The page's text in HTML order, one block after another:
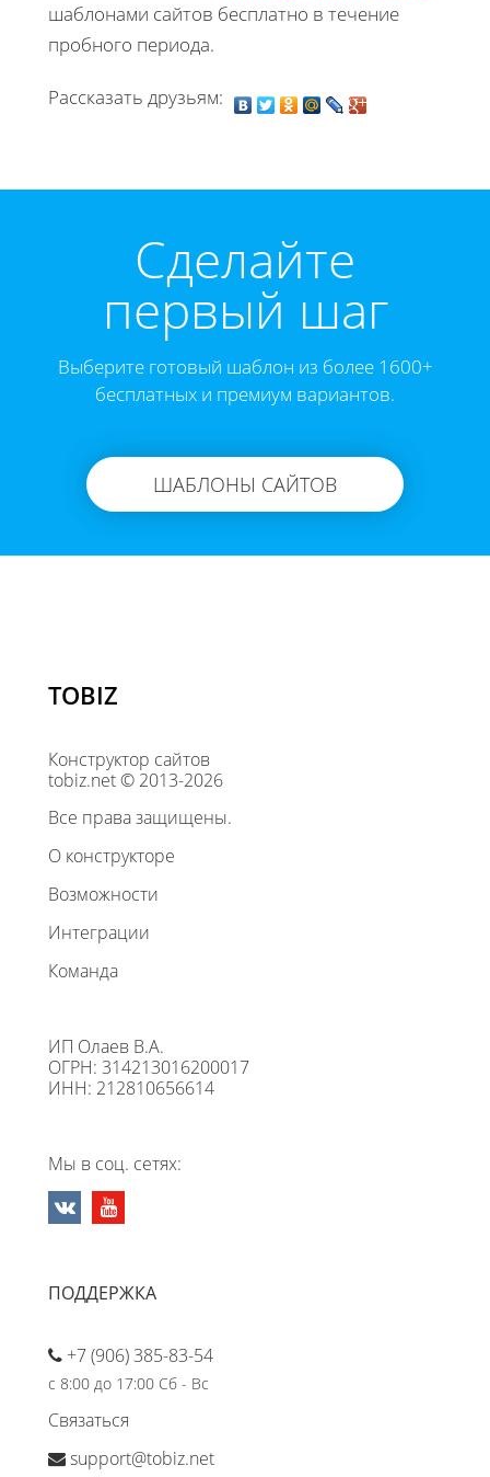
шаблонами сайтов бесплатно в течение
пробного периода.
Рассказать друзьям:
Cделайте
первый шаг
Выберите готовый шаблон из более 1600+
бесплатных и премиум вариантов.
ШАБЛОНЫ САЙТОВ
TOBIZ
Конструктор сайтов
tobiz.net © 2013-2026
Все права защищены.
О конструкторе
Возможности
Интеграции
Команда
ИП Олаев В.А.
ОГРН: 314213016200017
ИНН: 212810656614
Мы в соц. сетях:
ПОДДЕРЖКА
+7 (906) 385-83-54
с 8:00 до 17:00 Сб - Вс
Связаться
support@tobiz.net